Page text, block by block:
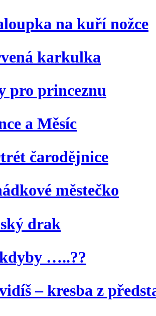
na kuří nožce
karkulka
pro princeznu
a Měsíc
čarodějnice
městečko
drak
…..??
– kresba z